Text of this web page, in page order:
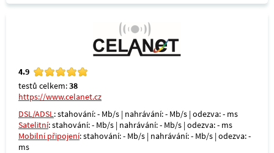
4.9
testů celkem:38
https://www.celanet.cz
DSL/ADSL: stahování: - Mb/s | nahrávání: - Mb/s | odezva: - ms
Satelitní: stahování: - Mb/s | nahrávání: - Mb/s | odezva: - ms
Mobilní připojení: stahování: - Mb/s | nahrávání: - Mb/s | odezva: -
ms